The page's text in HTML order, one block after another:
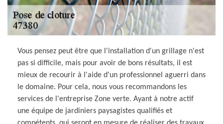
Vous pensez peut être que l'installation d'un grillage n'est
pas si difficile, mais pour avoir de bons résultats, il est
mieux de recourir à l'aide d'un professionnel aguerri dans
le domaine. Pour cela, nous vous recommandons les
services de l'entreprise Zone verte. Ayant à notre actif
une équipe de jardiniers paysagistes qualifiés et